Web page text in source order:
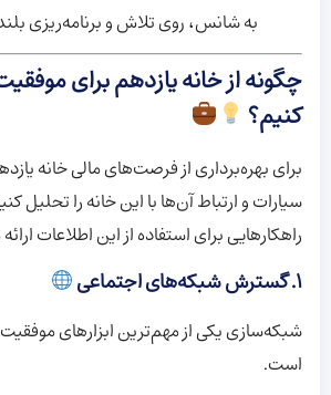
به شانس، روی تلاش و برنامه‌ریزی
چگونه از خانه یازدهم برای
کنیم؟
برای بهره‌برداری از فرصت‌های مالی خانه
سیارات و ارتباط آن‌ها با این خانه را تحلیل
راهکارهایی برای استفاده از این اطلاعات
۱. گسترش شبکه‌های اجتماعی
شبکه‌سازی یکی از مهم‌ترین ابزارهای موفقیت
است.